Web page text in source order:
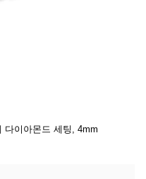
다이아몬드 세팅, 4mm